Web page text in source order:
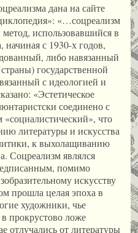
дана на сайте
«…соцреализм
использовавшийся в
начиная с 1930-х годов,
либо навязанный
государственной
с идеологией и
«Эстетическое
соединено с
что
литературы и искусства
к выхолащиванию
Соцреализм являлся
помимо
искусству
прошла целая эпоха в
художники, чье
прокрустово ложе
отлучались от литературы